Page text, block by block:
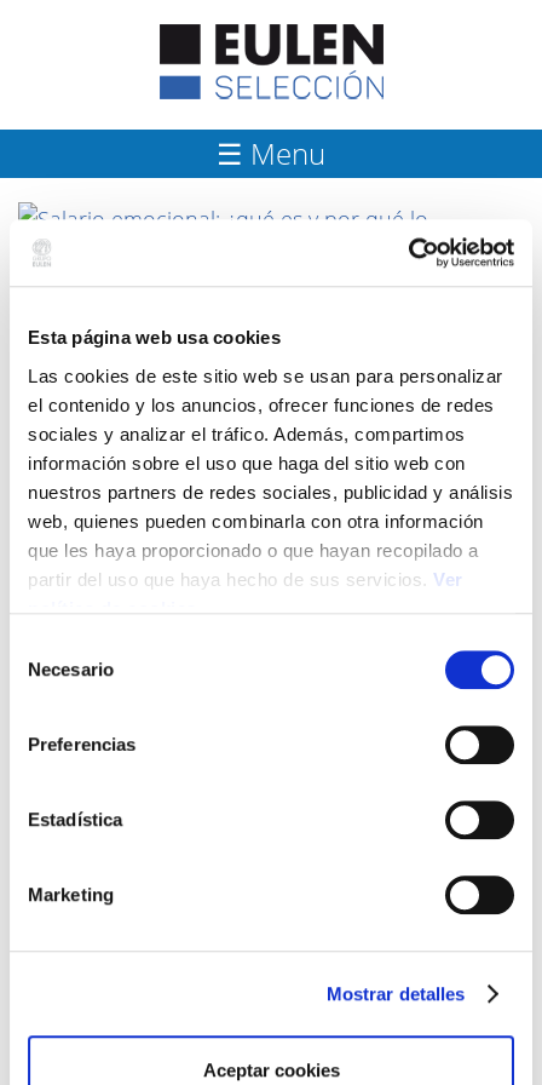
Esta página web usa cookies
Las cookies de este sitio web se usan para personalizar
el contenido y los anuncios, ofrecer funciones de redes
sociales y analizar el tráfico. Además, compartimos
información sobre el uso que haga del sitio web con
nuestros partners de redes sociales, publicidad y análisis
web, quienes pueden combinarla con otra información
que les haya proporcionado o que hayan recopilado a
partir del uso que haya hecho de sus servicios. Ver
Necesario
Preferencias
Estadística
Marketing
Mostrar detalles
Aceptar cookies
☰ Menu
NOTICIES
SALARIO EMOCIONAL: ¿QUÉ ES
Y POR QUÉ LO VALORAMOS